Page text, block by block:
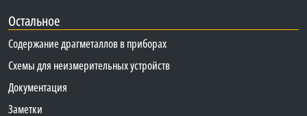
Остальное
Содержание драгметаллов в приборах
Схемы для неизмерительных устройств
Документация
Заметки